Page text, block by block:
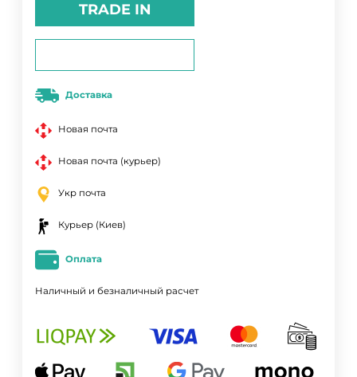
TRADE IN
Доставка
Новая почта
Новая почта (курьер)
Укр почта
Курьер (Киев)
Оплата
Наличный и безналичный расчет